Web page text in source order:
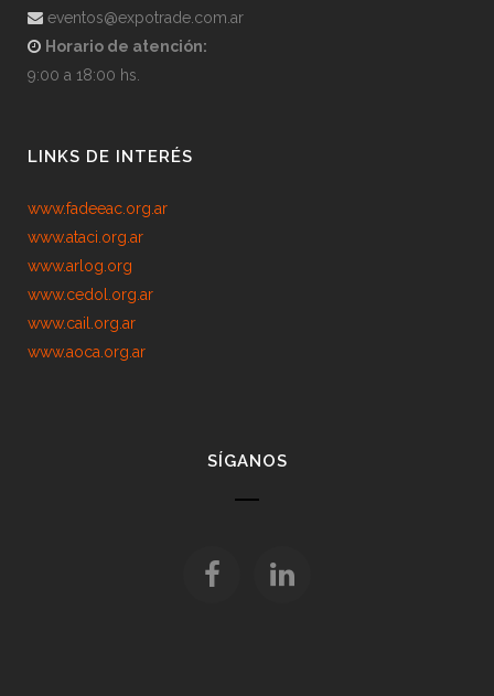
eventos@expotrade.com.ar
Horario de atención:
9:00 a 18:00 hs.
LINKS DE INTERÉS
www.fadeeac.org.ar
www.ataci.org.ar
www.arlog.org
www.cedol.org.ar
www.cail.org.ar
www.aoca.org.ar
SÍGANOS